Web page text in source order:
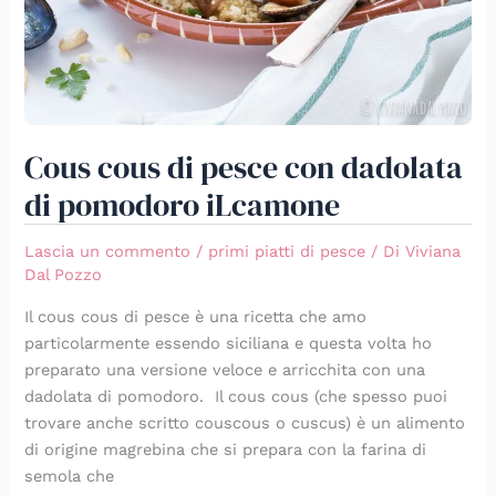
Cous cous di pesce con dadolata
di pomodoro iLcamone
Lascia un commento / primi piatti di pesce / DiViviana
Dal Pozzo
Il cous cous di pesce è una ricetta che amo
particolarmente essendo siciliana e questa volta ho
preparato una versione veloce e arricchita con una
dadolata di pomodoro. Il cous cous (che spesso puoi
trovare anche scritto couscous o cuscus) è un alimento
di origine magrebina che si prepara con la farina di
semola che